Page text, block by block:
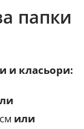
папки
и класьори:
или